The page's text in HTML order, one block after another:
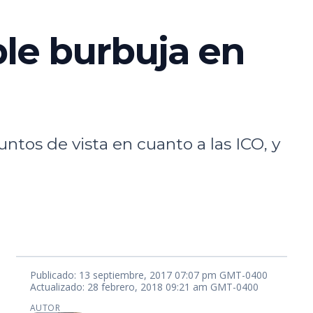
burbuja en
de vista en cuanto a las ICO, y
Publicado: 13 septiembre, 2017 07:07 pm GMT-0400
Actualizado: 28 febrero, 2018 09:21 am GMT-0400
AUTOR